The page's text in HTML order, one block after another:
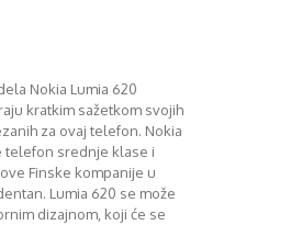
Nokia Lumia 620
kratkim sažetkom svojih
za ovaj telefon. Nokia
telefon srednje klase i
Finske kompanije u
Lumia 620 se može
dizajnom, koji će se